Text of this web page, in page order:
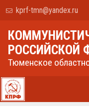
kprf-tmn@yandex.ru
РОССИЙСКОЙ
Тюменское